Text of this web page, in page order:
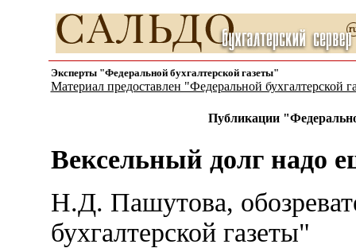
Эксперты "Федеральной бухгалтерской газеты"
Материал предоставлен "Федеральной бухгалтерской
Публикации
Вексельный долг надо
Н.Д. Пашутова,
бухгалтерской газеты"